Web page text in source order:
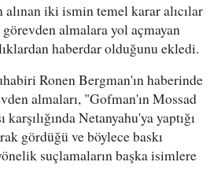
iki ismin temel karar alıcılar
görevden almalara yol açmayan
haberdar olduğunu ekledi.
Ronen Bergman'ın haberinde
almaları, "Gofman'ın Mossad
karşılığında Netanyahu'ya yaptığı
gördüğü ve böylece baskı
suçlamaların başka isimlere